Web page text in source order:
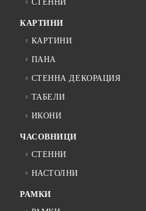
СТЕННИ
КАРТИНИ
КАРТИНИ
ПАНА
СТЕННА ДЕКОРАЦИЯ
ТАБЕЛИ
ИКОНИ
ЧАСОВНИЦИ
СТЕННИ
НАСТОЛНИ
РАМКИ